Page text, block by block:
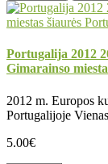
Portugalija 2012
Gimarainso
2012 m. Europos
Portugalijoje
5.00€